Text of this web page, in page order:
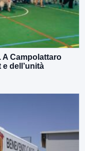
A Campolattaro
dell’unità